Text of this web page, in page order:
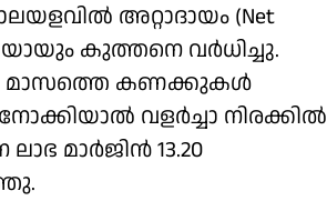
അറ്റാദായം (Net
കുത്തനെ വർധിച്ചു.
9 മാസത്തെ കണക്കുകൾ
നോക്കിയാൽ വളർച്ചാ നിരക്കിൽ
മാർജിൻ 13.20